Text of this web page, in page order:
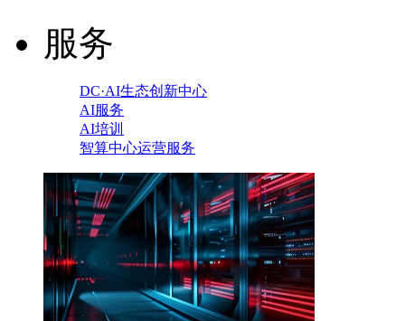
服务
DC·AI生态创新中心
AI服务
AI培训
智算中心运营服务